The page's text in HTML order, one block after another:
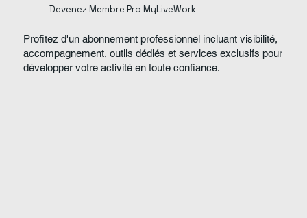
Devenez Membre Pro MyLiveWork
Profitez d'un abonnement professionnel incluant visibilité,
accompagnement, outils dédiés et services exclusifs pour
développer votre activité en toute confiance.